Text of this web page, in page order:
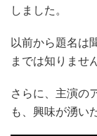
しました。
以前から題名は
までは知りませ
さらに、主演の
も、興味が湧い